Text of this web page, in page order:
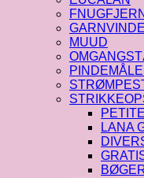
MUUD
LANA